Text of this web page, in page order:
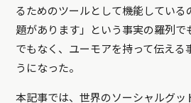
るためのツールとして機能している
題があります」という事実の羅列で
でもなく、ユーモアを持って伝える
うになった。
本記事では、世界のソーシャルグッ